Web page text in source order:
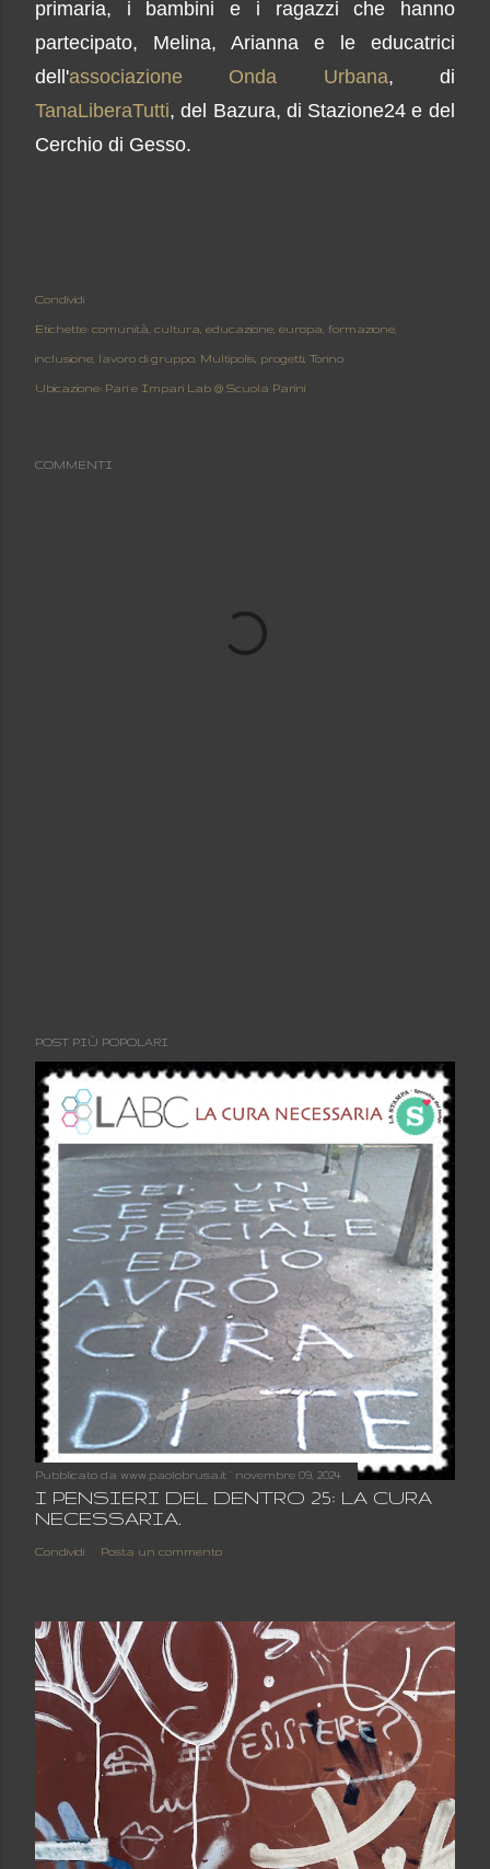
primaria, i bambini e i ragazzi che hanno
partecipato, Melina, Arianna e le educatrici
dell'associazione Onda Urbana, di
TanaLiberaTutti, del Bazura, di Stazione24 e del
Cerchio di Gesso.
Condividi
Etichette: comunità cultura educazione europa formazione
inclusione lavoro di gruppo Multipolis progetti Torino
Ubicazione: Pari e Impari Lab @ Scuola Parini
COMMENTI
POST PIÙ POPOLARI
Pubblicato da www.paolobrusa.it novembre 09, 2024
I PENSIERI DEL DENTRO 25: LA CURA
NECESSARIA.
Condividi Posta un commento